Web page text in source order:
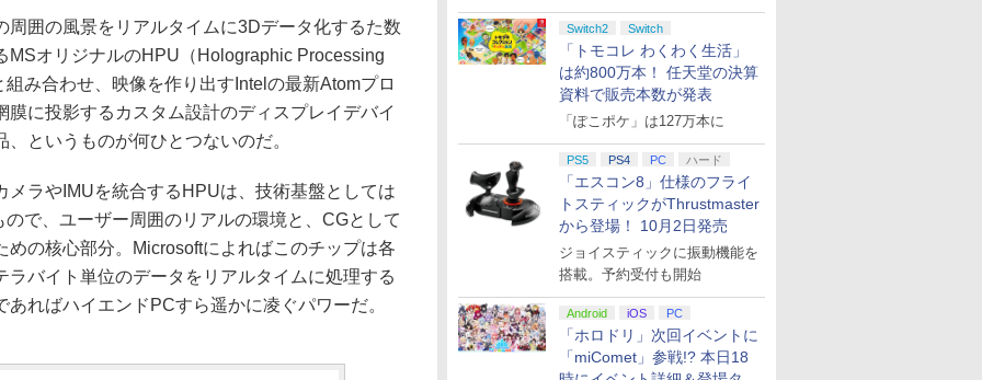
Switch2 Switch
「トモコレ わくわく生活」
は約800万本！ 任天堂の決算
資料で販売本数が発表
「ぽこポケ」は127万本に
PS5 PS4 PC ハード
「エスコン8」仕様のフライ
トスティックがThrustmaster
から登場！ 10月2日発売
ジョイスティックに振動機能を
搭載。予約受付も開始
Android iOS PC
「ホロドリ」次回イベントに
「miComet」参戦!? 本日18
囲の風景をリアルタイムに3Dデータ化するた数
MSオリジナルのHPU（Holographic Processing
み合わせ、映像を作り出すIntelの最新Atomプロ
に投影するカスタム設計のディスプレイデバイ
というものが何ひとつないのだ。
ラやIMUを統合するHPUは、技術基盤としては
で、ユーザー周囲のリアルの環境と、CGとして
の核心部分。Microsoftによればこのチップは各
バイト単位のデータをリアルタイムに処理する
ればハイエンドPCすら遥かに凌ぐパワーだ。